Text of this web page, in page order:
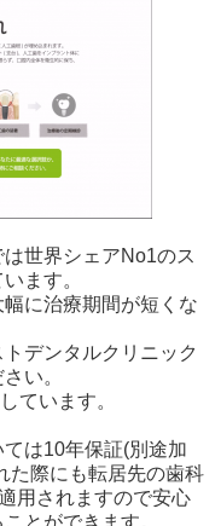
世界シェアNo1のス
ます。
に治療期間が短くな
デンタルクリニック
い。
ています。
は10年保証(別途加
た際にも転居先の歯科
用されますので安心